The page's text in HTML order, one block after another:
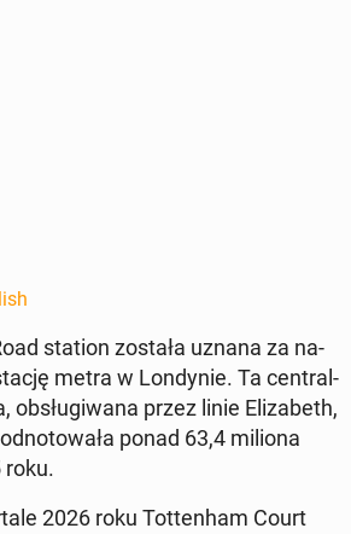
station została uznana za na­
metra w Lon­dynie. Ta cen­tral­
ob­sługi­wana przez linie Eliz­a­beth,
ponad 63,4 miliona
roku.
2026 roku Tot­ten­ham Court